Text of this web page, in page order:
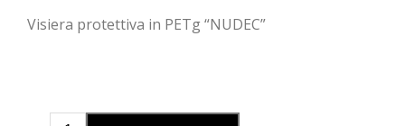
Visiera protettiva in PETg “NUDEC”